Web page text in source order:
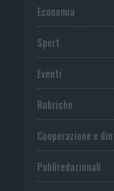
Economia
Sport
Eventi
Rubriche
Cooperazione e
Publiredazionali